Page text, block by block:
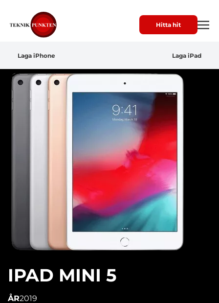
Hitta hit
Laga iPhone Laga iPad
IPAD MINI 5
ÅR2019